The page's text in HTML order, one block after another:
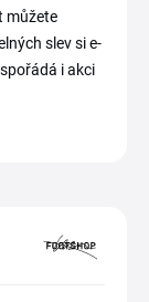
můžete
slev si e-
i akci